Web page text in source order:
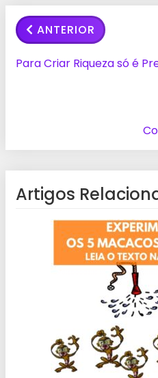
ANTERIOR
Para Criar Riqueza só é
Artigos